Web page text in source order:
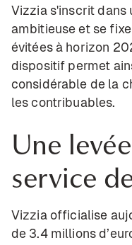
Vizzia s'inscrit dans
ambitieuse et se
évitées à horizon
dispositif permet
considérable de la
les contribuables.
Une
service
Vizzia officialise
de 3.4 millions